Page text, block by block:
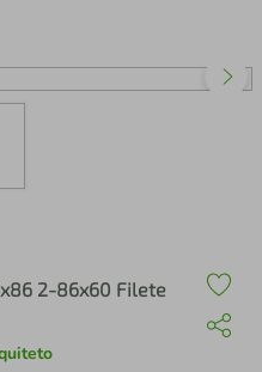
2-86x60 Filete